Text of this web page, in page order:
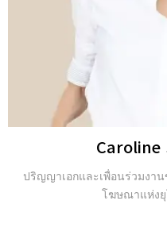
Director of ‘Kim-